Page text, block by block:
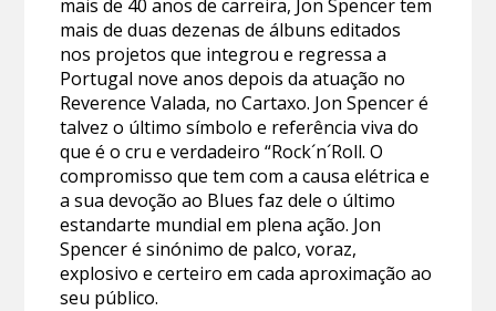
mais de 40 anos de carreira, Jon Spencer tem
mais de duas dezenas de álbuns editados
nos projetos que integrou e regressa a
Portugal nove anos depois da atuação no
Reverence Valada, no Cartaxo. Jon Spencer é
talvez o último símbolo e referência viva do
que é o cru e verdadeiro “Rock´n´Roll. O
compromisso que tem com a causa elétrica e
a sua devoção ao Blues faz dele o último
estandarte mundial em plena ação. Jon
Spencer é sinónimo de palco, voraz,
explosivo e certeiro em cada aproximação ao
seu público.